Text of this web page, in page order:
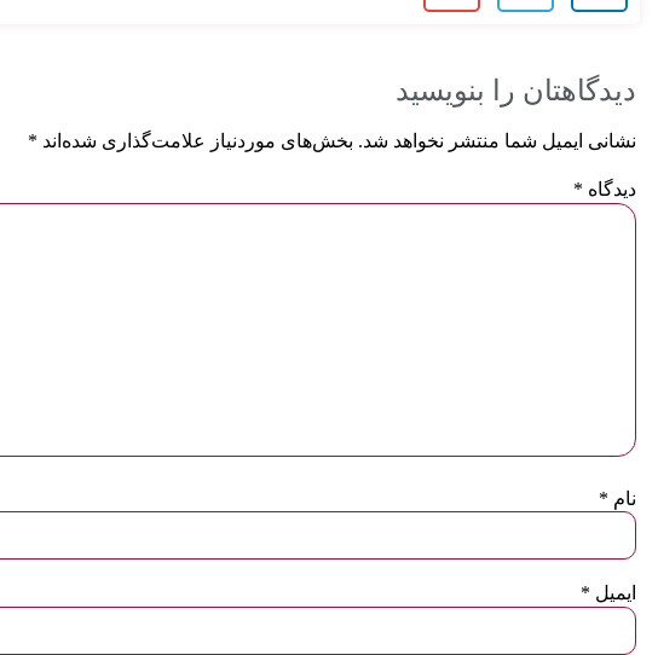
دیدگاهتان را بنویسید
نشانی ایمیل شما منتشر نخواهد شد. بخش‌های موردنیاز علامت‌گذاری شده‌اند *
دیدگاه *
نام *
ایمیل *